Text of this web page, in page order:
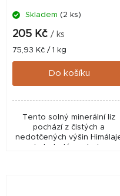
Skladem (2 ks)
205 Kč / ks
Měrná
cena:
75,93 Kč / 1 kg
Do košíku
Tento solný minerální liz
pochází z čistých a
nedotčených výšin
a je bohatým zdrojem